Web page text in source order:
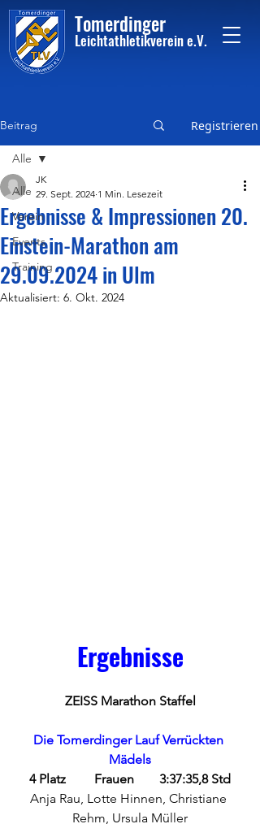
Tomerdinger
Leichtathletikvereine.V.
Beitrag Registrieren
Alle
Verein
Events
Training
Alle
Ergebnisse & Impressionen 20.
Einstein-Marathon am
29.09.2024 in Ulm
JK
29. Sept. 2024 1 Min. Lesezeit
Aktualisiert: 6. Okt. 2024
Ergebnisse
ZEISS Marathon Staffel
Die Tomerdinger Lauf Verrückten
Mädels
4 Platz 	Frauen	3:37:35,8 Std
Anja Rau, Lotte Hinnen, Christiane
Rehm, Ursula Müller